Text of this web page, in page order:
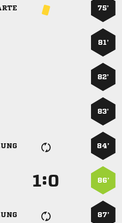
75’
81’
82’
83’
84’
: 86’
87’